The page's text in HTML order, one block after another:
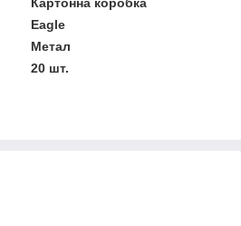
Eagle
Метал
20 шт.